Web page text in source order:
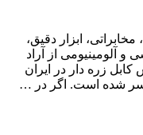
ابزار دقیق،
33 کیلو ولت مسی و آلومینیومی از آراد
زره دار در ایران
شده است. اگر در …